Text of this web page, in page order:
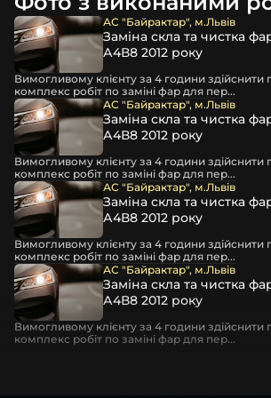
час перевезення та цілком прибирає
пошкодження товару внаслідок
час транспортування поштою.
Детальніше про доставку…
Комплектація товару виробника та
товару можуть відрізнятися від
представлених на сайті.
Якщо ви шукаєте такі послуги, як
розпакування та перепакування фар,
ремонт фар, заміна лінз Xenon LED BI-
корпусу та кріплення фари,
коригування, діагностика та
партнерські сервіси готові надати
Україні.
Ми опанували мистецтво автосвітла, і
тисячі задоволених клієнтів.
наявність на складі, свіжі
АС "Байрактар", м.Львів
Заміна скла та чистка
А4В8 2012 року
Вимогливому клієнту за 4 години здійснити
комплекс робіт по заміні фар для пер...
АС "Байрактар", м.Львів
Заміна скла та чистка
А4В8 2012 року
Вимогливому клієнту за 4 години здійснити
комплекс робіт по заміні фар для пер...
АС "Байрактар", м.Львів
Заміна скла та чистка
А4В8 2012 року
Вимогливому клієнту за 4 години здійснити
комплекс робіт по заміні фар для пер...
АС "Байрактар", м.Львів
Заміна скла та чистка
А4В8 2012 року
Вимогливому клієнту за 4 години здійснити
комплекс робіт по заміні фар для пер...